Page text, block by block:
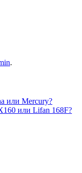
.
или Mercury?
или Lifan 168F?